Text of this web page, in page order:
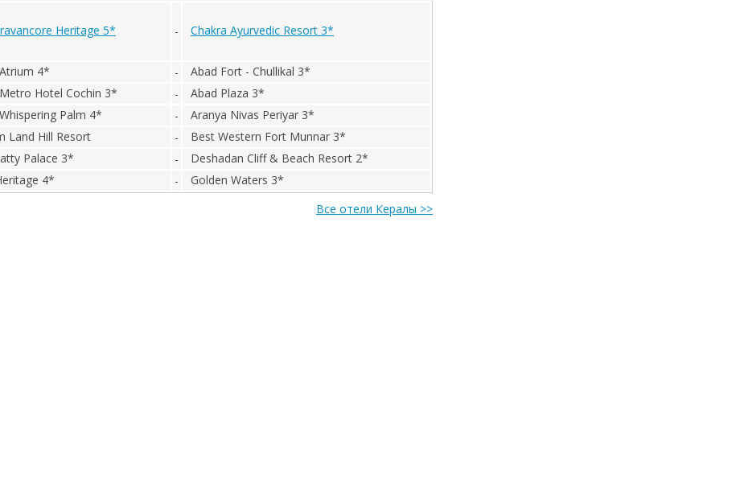
Heritage 5* - Chakra Ayurvedic Resort 3*
4* -
Abad Fort - Chullikal 3*
Hotel Cochin 3* -
Abad Plaza 3*
Palm 4* -
Aranya Nivas Periyar 3*
Land Hill Resort -
Best Western Fort Munnar 3*
Palace 3* -
Deshadan Cliff & Beach Resort 2*
4* -
Golden Waters 3*
Все отели Кералы >>